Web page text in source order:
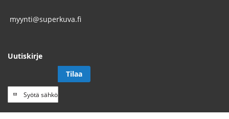
myynti@superkuva.fi
Uutiskirje
Tilaa
uutiskirje
Tilaa